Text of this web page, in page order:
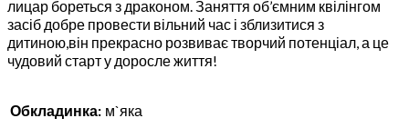
лицар бореться з драконом. Заняття об’ємним квілінгом
засіб добре провести вільний час і зблизитися з
дитиною,він прекрасно розвиває творчий потенціал, а це
чудовий старт у доросле життя!
Обкладинка: м`яка